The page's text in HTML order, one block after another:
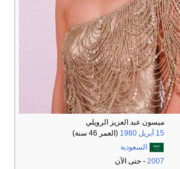
ميسون عبد العزيز الرويلي
15 أبريل
1980 (العمر 46 سنة)
السعودية
2007 - حتى الآن